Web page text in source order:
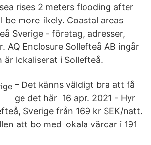
rises 2 meters flooding after
be more likely. Coastal areas
Sverige - företag, adresser,
AQ Enclosure Sollefteå AB ingår
är lokaliserat i Sollefteå.
– Det känns väldigt bra att få
ge det här 16 apr. 2021 - Hyr
Sverige från 169 kr SEK/natt.
att bo med lokala värdar i 191